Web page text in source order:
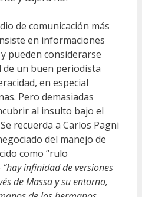
de comunicación más
en informaciones
pueden considerarse
un buen periodista
en especial
Pero demasiadas
al insulto bajo el
recuerda a Carlos Pagni
del manejo de
como “rulo
“hay infinidad de versiones
de Massa y su entorno,